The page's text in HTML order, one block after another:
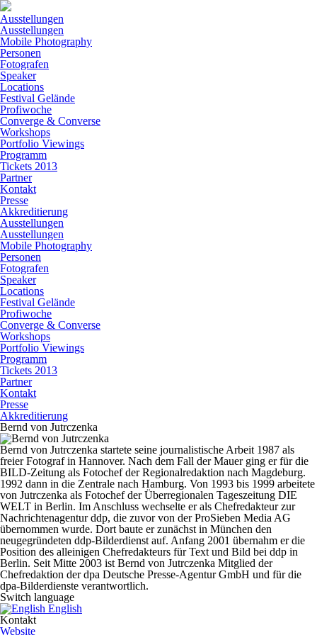
Ausstellungen
Ausstellungen
Mobile Photography
Personen
Fotografen
Speaker
Locations
Festival Gelände
Profiwoche
Converge & Converse
Workshops
Portfolio Viewings
Programm
Tickets 2013
Partner
Kontakt
Presse
Akkreditierung
Ausstellungen
Ausstellungen
Mobile Photography
Personen
Fotografen
Speaker
Locations
Festival Gelände
Profiwoche
Converge & Converse
Workshops
Portfolio Viewings
Programm
Tickets 2013
Partner
Kontakt
Presse
Akkreditierung
Bernd von Jutrczenka
Bernd von Jutrczenka startete seine journalistische Arbeit 1987 als
freier Fotograf in Hannover. Nach dem Fall der Mauer ging er für die
BILD-Zeitung als Fotochef der Regionalredaktion nach Magdeburg.
1992 dann in die Zentrale nach Hamburg. Von 1993 bis 1999 arbeitete
von Jutrczenka als Fotochef der Überregionalen Tageszeitung DIE
WELT in Berlin. Im Anschluss wechselte er als Chefredakteur zur
Nachrichtenagentur ddp, die zuvor von der ProSieben Media AG
übernommen wurde. Dort baute er zunächst in München den
neugegründeten ddp-Bilderdienst auf. Anfang 2001 übernahm er die
Position des alleinigen Chefredakteurs für Text und Bild bei ddp in
Berlin. Seit Mitte 2003 ist Bernd von Jutrczenka Mitglied der
Chefredaktion der dpa Deutsche Presse-Agentur GmbH und für die
dpa-Bilderdienste verantwortlich.
Switch language
English
Kontakt
Website